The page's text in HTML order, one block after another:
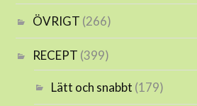
ÖVRIGT (266)
RECEPT (399)
Lätt och snabbt (179)